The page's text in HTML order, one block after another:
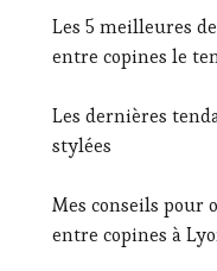
Les 5 meilleures
entre copines le
Les dernières
stylées
Mes conseils pour
entre copines à